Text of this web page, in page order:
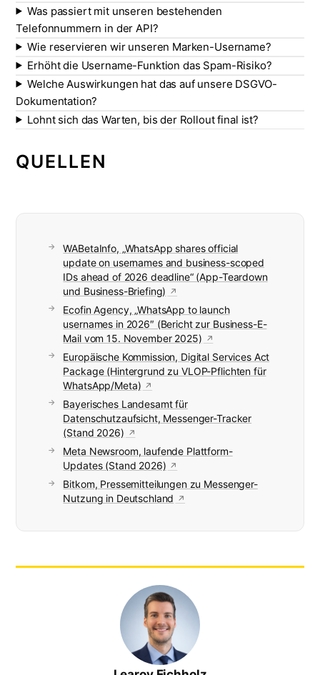
Was passiert mit unseren bestehenden
Telefonnummern in der API?
Wie reservieren wir unseren Marken-Username?
Erhöht die Username-Funktion das Spam-Risiko?
Welche Auswirkungen hat das auf unsere DSGVO-
Dokumentation?
Lohnt sich das Warten, bis der Rollout final ist?
QUELLEN
WABetaInfo, „WhatsApp shares official
update on usernames and business-scoped
IDs ahead of 2026 deadline“ (App-Teardown
und Business-Briefing)
Ecofin Agency, „WhatsApp to launch
usernames in 2026″ (Bericht zur Business-E-
Mail vom 15. November 2025)
Europäische Kommission, Digital Services Act
Package (Hintergrund zu VLOP-Pflichten für
WhatsApp/Meta)
Bayerisches Landesamt für
Datenschutzaufsicht, Messenger-Tracker
(Stand 2026)
Meta Newsroom, laufende Plattform-
Updates (Stand 2026)
Bitkom, Pressemitteilungen zu Messenger-
Nutzung in Deutschland